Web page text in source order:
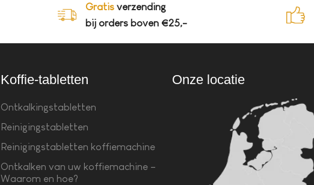
Gratis verzending
bij orders boven €25,-
Koffie-tabletten
Ontkalkingstabletten
Reinigingstabletten
Reinigingstabletten koffiemachine
Ontkalken van uw koffiemachine –
Waarom en hoe?
Onze locatie